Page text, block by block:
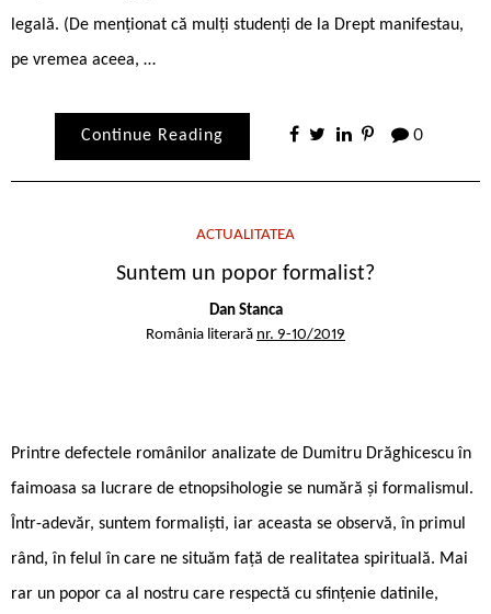
legală. (De menționat că mulți studenți de la Drept manifestau,
pe vremea aceea, …
Continue Reading 0
ACTUALITATEA
Suntem un popor formalist?
Dan Stanca
România literară nr. 9-10/2019
Printre defectele românilor analizate de Dumitru Drăghicescu în
faimoasa sa lucrare de etnopsihologie se numără și formalismul.
Într-adevăr, suntem formaliști, iar aceasta se observă, în primul
rând, în felul în care ne situăm față de realitatea spirituală. Mai
rar un popor ca al nostru care respectă cu sfințenie datinile,